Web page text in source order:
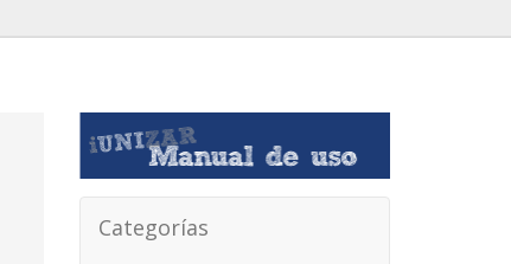
Categorías